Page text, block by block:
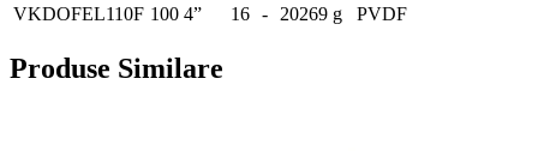
VKDOFEL110F 100 4” 16 - 20269 g PVDF
Produse Similare